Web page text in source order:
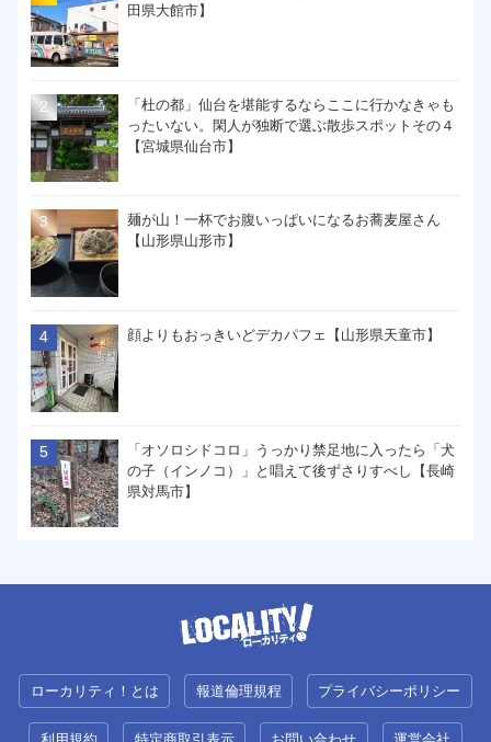
田県大館市】
「杜の都」仙台を堪能するならここに行かなきゃも
ったいない。閑人が独断で選ぶ散歩スポットその４
【宮城県仙台市】
麺が山！一杯でお腹いっぱいになるお蕎麦屋さん
【山形県山形市】
顔よりもおっきいどデカパフェ【山形県天童市】
「オソロシドコロ」うっかり禁足地に入ったら「犬
の子（インノコ）」と唱えて後ずさりすべし【長崎
県対馬市】
ローカリティ！とは 報道倫理規程 プライバシーポリシー